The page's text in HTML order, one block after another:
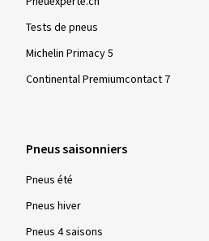
Tests de pneus
Michelin Primacy 5
Continental Premiumcontact 7
Pneus saisonniers
Pneus été
Pneus hiver
Pneus 4 saisons